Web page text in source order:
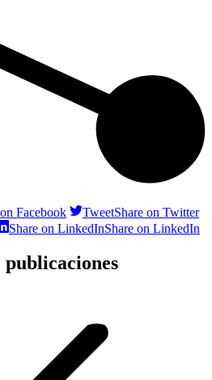
Facebook TweetShare on Twitter
Share on LinkedInShare on LinkedIn